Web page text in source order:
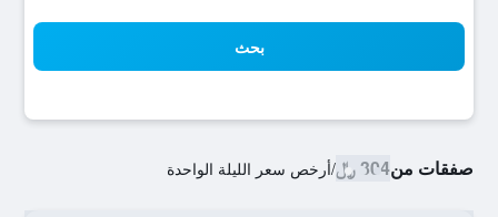
بحث
صفقات من304 ﷼ /أرخص سعر الليلة الواحدة